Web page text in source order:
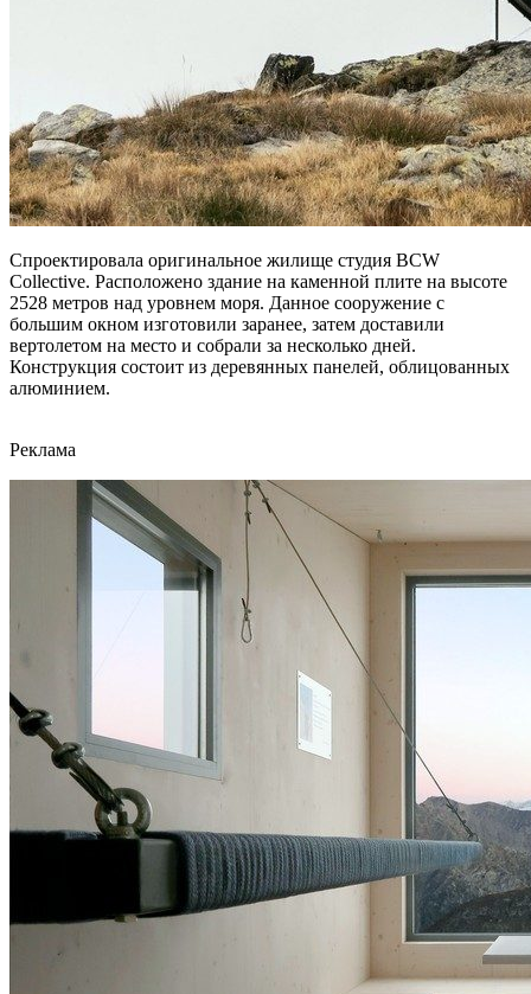
Спроектировала оригинальное жилище студия BCW
Collective. Расположено здание на каменной плите на высоте
2528 метров над уровнем моря. Данное сооружение с
большим окном изготовили заранее, затем доставили
вертолетом на место и собрали за несколько дней.
Конструкция состоит из деревянных панелей, облицованных
алюминием.
Реклама